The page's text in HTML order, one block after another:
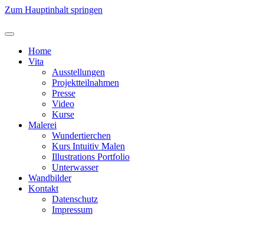
Zum Hauptinhalt springen
Home
Vita
Ausstellungen
Projektteilnahmen
Presse
Video
Kurse
Malerei
Wundertierchen
Kurs Intuitiv Malen
Illustrations Portfolio
Unterwasser
Wandbilder
Kontakt
Datenschutz
Impressum